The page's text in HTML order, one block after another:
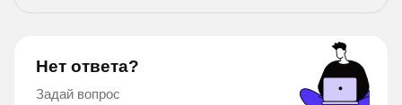
Нет ответа?
Задай вопрос